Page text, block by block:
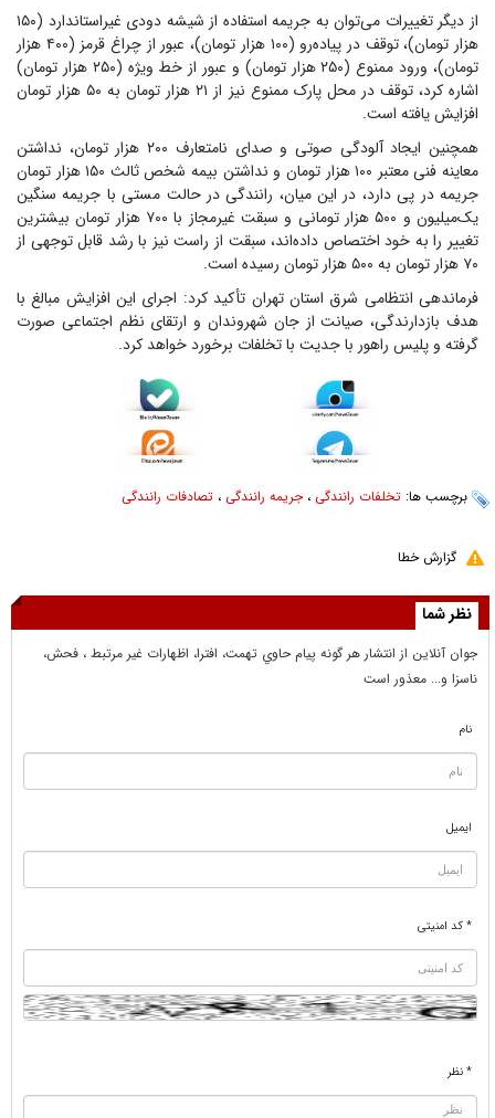
از دیگر تغییرات می‌توان به جریمه استفاده از شیشه دودی غیراستاندارد (۱۵۰
هزار تومان)، توقف در پیاده‌رو (۱۰۰ هزار تومان)، عبور از چراغ قرمز (۴۰۰ هزار
تومان)، ورود ممنوع (۲۵۰ هزار تومان) و عبور از خط ویژه (۲۵۰ هزار تومان)
اشاره کرد، توقف در محل پارک ممنوع نیز از ۲۱ هزار تومان به ۵۰ هزار تومان
افزایش یافته است.
همچنین ایجاد آلودگی صوتی و صدای نامتعارف ۲۰۰ هزار تومان، نداشتن
معاینه فنی معتبر ۱۰۰ هزار تومان و نداشتن بیمه شخص ثالث ۱۵۰ هزار تومان
جریمه در پی دارد، در این میان، رانندگی در حالت مستی با جریمه سنگین
یک‌میلیون و ۵۰۰ هزار تومانی و سبقت غیرمجاز با ۷۰۰ هزار تومان بیشترین
تغییر را به خود اختصاص داده‌اند، سبقت از راست نیز با رشد قابل توجهی از
۷۰ هزار تومان به ۵۰۰ هزار تومان رسیده است.
فرماندهی انتظامی شرق استان تهران تأکید کرد: اجرای این افزایش مبالغ با
هدف بازدارندگی، صیانت از جان شهروندان و ارتقای نظم اجتماعی صورت
گرفته و پلیس راهور با جدیت با تخلفات برخورد خواهد کرد.
برچسب ها: تخلفات رانندگی ،جریمه رانندگی ، تصادفات رانندگی
گزارش خطا
نظر شما
جوان آنلاين از انتشار هر گونه پيام حاوي تهمت، افترا، اظهارات غير مرتبط ، فحش،
ناسزا و... معذور است
نام
ایمیل
* کد امنیتی
* نظر